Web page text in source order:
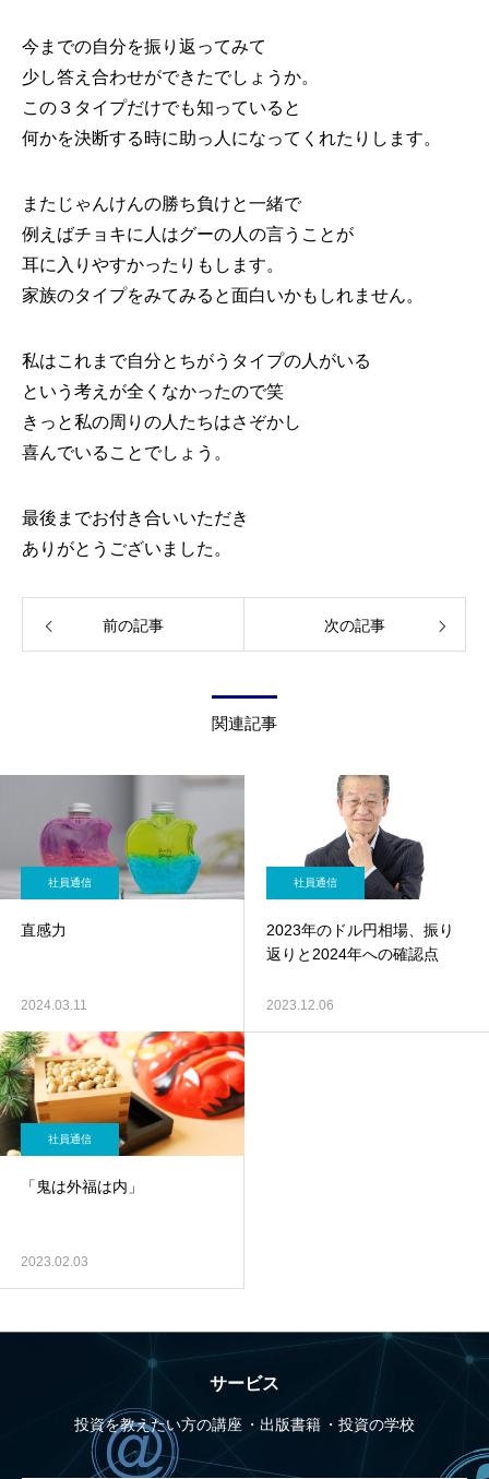
今までの自分を振り返ってみて
少し答え合わせができたでしょうか。
この３タイプだけでも知っていると
何かを決断する時に助っ人になってくれたりします。
またじゃんけんの勝ち負けと一緒で
例えばチョキに人はグーの人の言うことが
耳に入りやすかったりもします。
家族のタイプをみてみると面白いかもしれません。
私はこれまで自分とちがうタイプの人がいる
という考えが全くなかったので笑
きっと私の周りの人たちはさぞかし
喜んでいることでしょう。
最後までお付き合いいただき
ありがとうございました。
前の記事 次の記事
関連記事
社員通信
直感力
2024.03.11
社員通信
2023年のドル円相場、振り
返りと2024年への確認点
2023.12.06
社員通信
「鬼は外福は内」
2023.02.03
サービス
投資を教えたい方の講座 出版書籍 投資の学校